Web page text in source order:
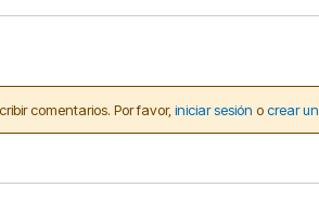
comentarios. Por favor, iniciar sesión ocrear